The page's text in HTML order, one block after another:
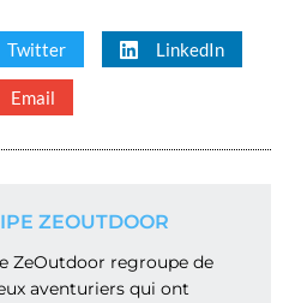
Twitter LinkedIn
Email
ZEOUTDOOR
ZeOutdoor regroupe de
aventuriers qui ont